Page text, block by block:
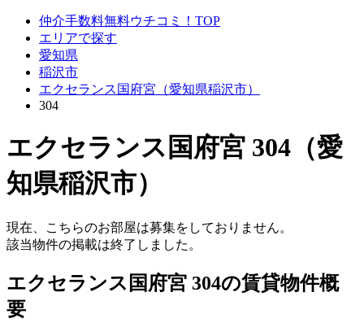
仲介手数料無料ウチコミ！TOP
エリアで探す
愛知県
稲沢市
エクセランス国府宮（愛知県稲沢市）
304
エクセランス国府宮 304（愛
知県稲沢市）
現在、こちらのお部屋は募集をしておりません。
該当物件の掲載は終了しました。
エクセランス国府宮 304の賃貸物件概
要